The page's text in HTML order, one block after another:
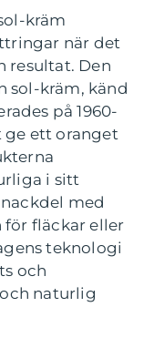
kräm
när det
resultat. Den
sol-kräm, känd
på 1960-
ge ett oranget
i sitt
med
för fläckar eller
teknologi
och
naturlig